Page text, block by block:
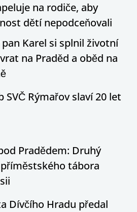
na rodiče, aby
dětí nepodceňovali
Karel si splnil životní
na Praděd a oběd na
SVČ Rýmařov slaví 20 let
Pradědem: Druhý
tábora
Dívčího Hradu předal